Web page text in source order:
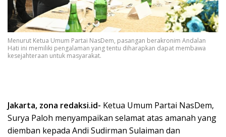
Menurut Ketua Umum Partai NasDem, pasangan berakronim Andalan
Hati ini memiliki pengalaman yang tentu diharapkan dapat membawa
kesejahteraan untuk masyarakat.
Jakarta, zona redaksi.id- Ketua Umum Partai NasDem,
Surya Paloh menyampaikan selamat atas amanah yang
diemban kepada Andi Sudirman Sulaiman dan